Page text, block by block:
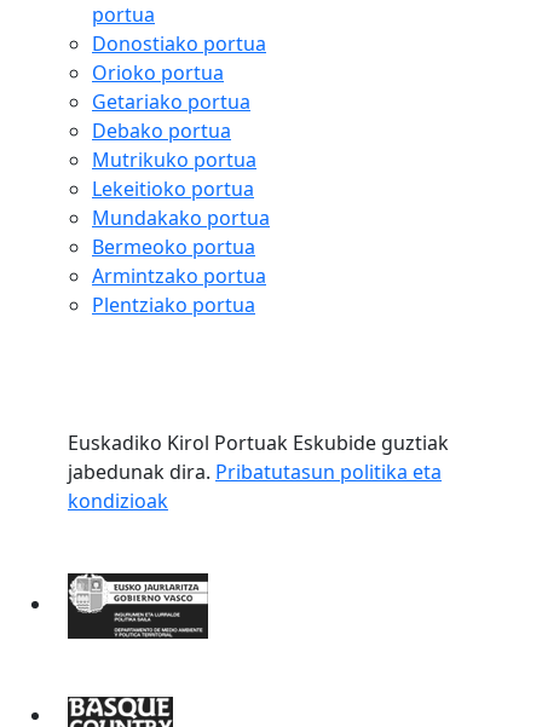
portua
Donostiako portua
Orioko portua
Getariako portua
Debako portua
Mutrikuko portua
Lekeitioko portua
Mundakako portua
Bermeoko portua
Armintzako portua
Plentziako portua
Euskadiko Kirol Portuak Eskubide guztiak
jabedunak dira. Pribatutasun politika eta
kondizioak